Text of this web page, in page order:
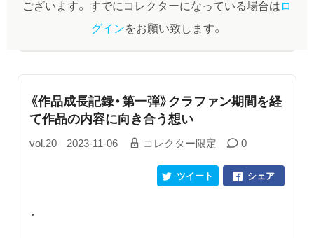
ございます。 すでにコレクターになっている場合はロ
グインをお願い致します。
《作品成長記録・第一弾》クラファン期間を経
て作品の内容に向き合う想い
vol.20 2023-11-06 コレクター限定 0
シェア
ツイート
・